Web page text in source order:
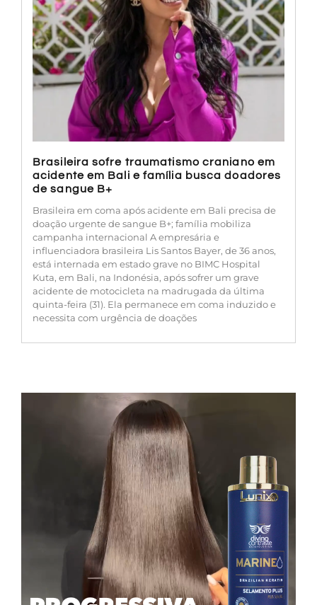
Brasileira sofre traumatismo craniano em
acidente em Bali e família busca doadores
de sangue B+
Brasileira em coma após acidente em Bali precisa de
doação urgente de sangue B+; família mobiliza
campanha internacional A empresária e
influenciadora brasileira Lis Santos Bayer, de 36 anos,
está internada em estado grave no BIMC Hospital
Kuta, em Bali, na Indonésia, após sofrer um grave
acidente de motocicleta na madrugada da última
quinta-feira (31). Ela permanece em coma induzido e
necessita com urgência de doações